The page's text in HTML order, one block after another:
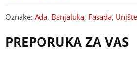
Oznake:Ada, Banjaluka, Fasada,
PREPORUKA ZA VAS